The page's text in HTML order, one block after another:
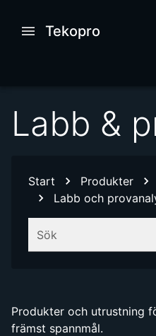
Tekopro
Labb &
Start Produkter
Labb och
Sök
Produkter och utrustning
främst spannmål.